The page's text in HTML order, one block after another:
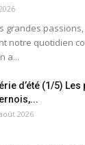
grandes
notre quotidien
a...
d’été (1/5)
2026